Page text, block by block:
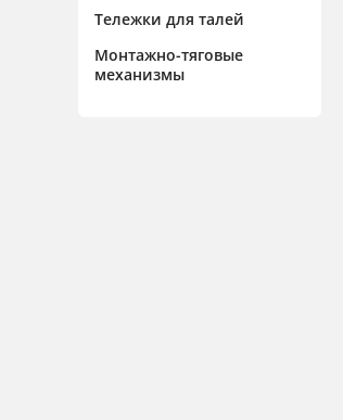
Тележки для талей
Монтажно-тяговые
механизмы